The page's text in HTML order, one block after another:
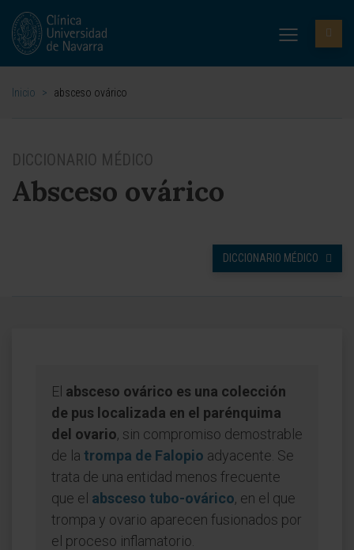
Inicio > absceso ovárico
DICCIONARIO MÉDICO
Absceso ovárico
DICCIONARIO MÉDICO
El absceso ovárico es una colección
de pus localizada en el parénquima
del ovario, sin compromiso demostrable
de la trompa de Falopio adyacente. Se
trata de una entidad menos frecuente
que el absceso tubo-ovárico, en el que
trompa y ovario aparecen fusionados por
el proceso inflamatorio.